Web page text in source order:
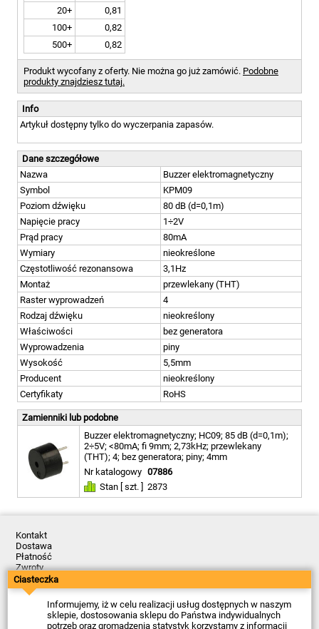
20+
0,81
100+
0,82
500+
0,82
Produkt wycofany z oferty. Nie można go już zamówić. Podobne
produkty znajdziesz tutaj.
Info
Artykuł dostępny tylko do wyczerpania zapasów.
Dane szczegółowe
Nazwa
Buzzer elektromagnetyczny
Symbol
KPM09
Poziom dźwięku
80 dB (d=0,1m)
Napięcie pracy
1÷2V
Prąd pracy
80mA
Wymiary
nieokreślone
Częstotliwość rezonansowa
3,1Hz
Montaż
przewlekany (THT)
Raster wyprowadzeń
4
Rodzaj dźwięku
nieokreślony
Właściwości
bez generatora
Wyprowadzenia
piny
Wysokość
5,5mm
Producent
nieokreślony
Certyfikaty
RoHS
Zamienniki lub podobne
Buzzer elektromagnetyczny; HC09; 85 dB (d=0,1m);
2÷5V; <80mA; fi 9mm; 2,73kHz; przewlekany
(THT); 4; bez generatora; piny; 4mm
Nr katalogowy 07886
Stan [ szt. ]
2873
Kontakt
Dostawa
Płatność
Zwroty
Reklamacje
Regulamin
Polityka Prywatności
O Firmie
Ciasteczka
Informujemy, iż w celu realizacji usług dostępnych w naszym
sklepie, dostosowania sklepu do Państwa indywidualnych
potrzeb oraz gromadzenia statystyk korzystamy z informacji